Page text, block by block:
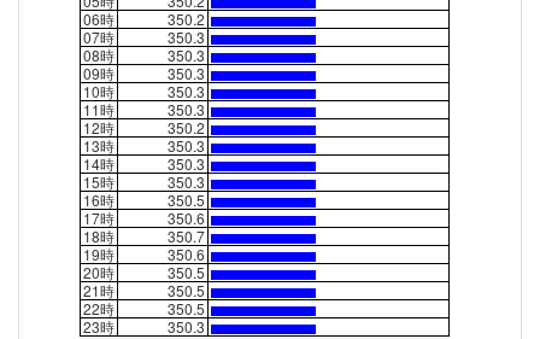
06時
350.2
07時
350.3
08時
350.3
09時
350.3
10時
350.3
11時
350.3
12時
350.2
13時
350.3
14時
350.3
15時
350.3
16時
350.5
17時
350.6
18時
350.7
19時
350.6
20時
350.5
21時
350.5
22時
350.5
23時
350.3